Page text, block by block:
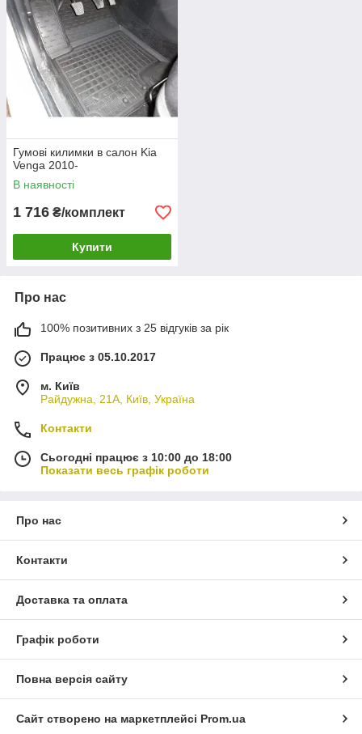
Гумові килимки в салон Kia
Venga 2010-
В наявності
1 716 ₴/комплект
Купити
Про нас
100% позитивних з 25 відгуків за рік
Працює з 05.10.2017
м. Київ
Райдужна, 21А, Київ, Україна
Контакти
Сьогодні працює з 10:00 до 18:00
Показати весь графік роботи
Про нас
Контакти
Доставка та оплата
Графік роботи
Повна версія сайту
Сайт створено на маркетплейсі Prom.ua